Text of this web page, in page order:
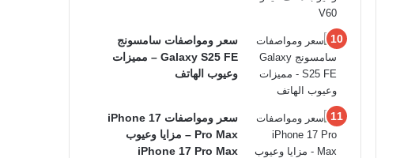
سعر ومواصفات سامسونج
Galaxy S25 FE – مميزات
وعيوب الهاتف
سعر ومواصفات iPhone 17
Pro Max – مزايا وعيوب
iPhone 17 Pro Max